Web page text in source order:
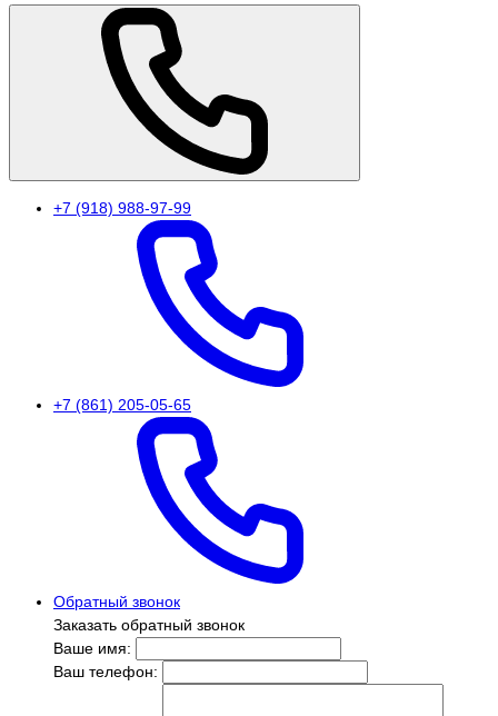
+7 (918) 988-97-99
+7 (861) 205-05-65
Обратный звонок
Заказать обратный звонок
Ваше имя:
Ваш телефон: